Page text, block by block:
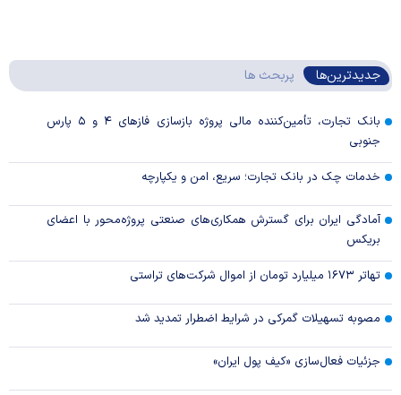
جدیدترین‌ها پربحث ها
بانک تجارت، تأمین‌کننده مالی پروژه بازسازی فاز‌های ۴ و ۵ پارس
جنوبی
خدمات چک در بانک تجارت؛ سریع، امن و یکپارچه
آمادگی ایران برای گسترش همکاری‌های صنعتی پروژه‌محور با اعضای
بریکس
تهاتر ۱۶۷۳ میلیارد تومان از اموال شرکت‌های تراستی
مصوبه تسهیلات گمرکی در شرایط اضطرار تمدید شد
جزئیات فعال‌سازی «کیف پول ایران»